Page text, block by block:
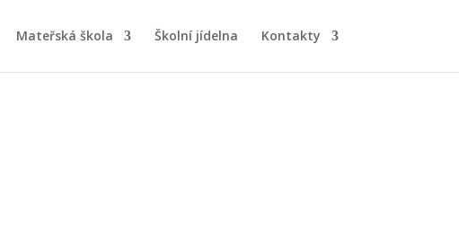
Mateřská škola Školní jídelna Kontakty